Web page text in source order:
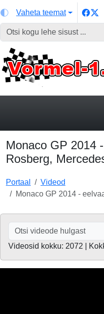
Vaheta teemat
Monaco GP 2014
Rosberg,
Portaal
Videod
Monaco GP 2014 -
Videosid kokku: 2072 |